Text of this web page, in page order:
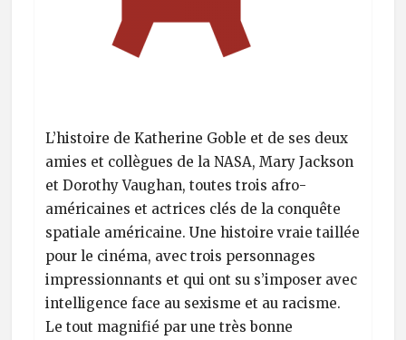
L’histoire de Katherine Goble et de ses deux
amies et collègues de la NASA, Mary Jackson
et Dorothy Vaughan, toutes trois afro-
américaines et actrices clés de la conquête
spatiale américaine. Une histoire vraie taillée
pour le cinéma, avec trois personnages
impressionnants et qui ont su s’imposer avec
intelligence face au sexisme et au racisme.
Le tout magnifié par une très bonne